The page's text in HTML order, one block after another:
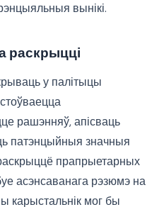
вынікі.
раскрыцці
у палітыцы
рашэнняў, апісваць
патэнцыйныя значныя
прапрыетарных
асэнсаванага рэзюмэ на
карыстальнік мог бы